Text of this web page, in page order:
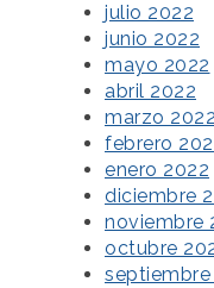
julio 2022
junio 2022
mayo 2022
abril 2022
marzo 2022
febrero
enero 2022
diciembre
noviembre
octubre
septiembre